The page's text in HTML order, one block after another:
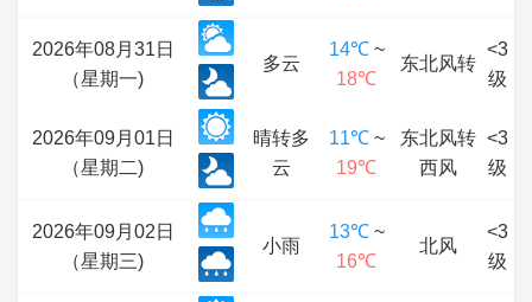
2026年08月31日
（星期一)
多云
14℃~
18℃
东北风转
<3
级
2026年09月01日
（星期二)
晴转多
云
11℃~
19℃
东北风转
西风
<3
级
2026年09月02日
（星期三)
小雨
13℃~
16℃
北风
<3
级